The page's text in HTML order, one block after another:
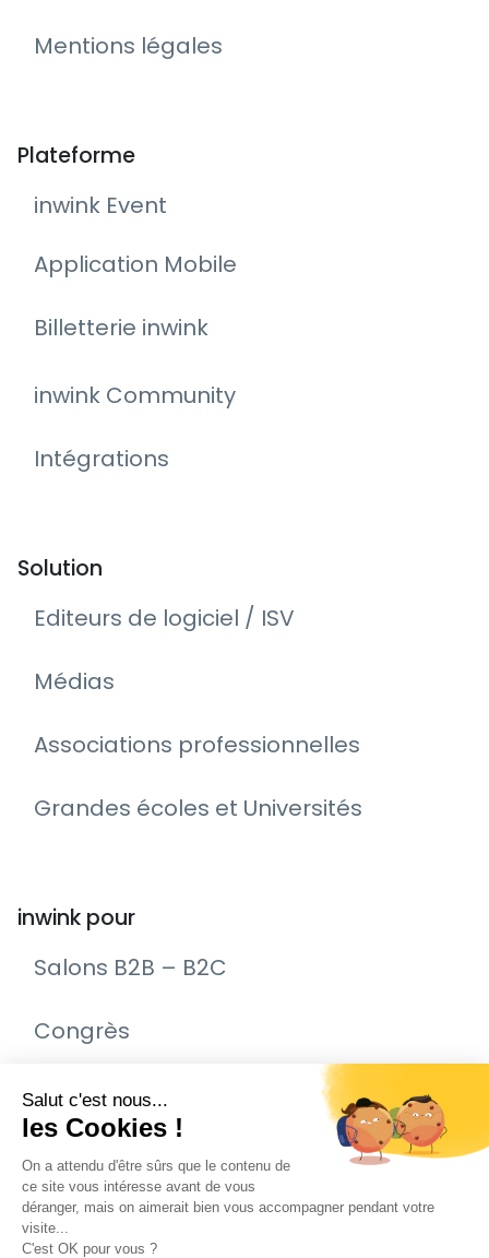
Mentions légales
Plateforme
inwink Event
Application Mobile
Billetterie inwink
inwink Community
Intégrations
Solution
Editeurs de logiciel / ISV
Médias
Associations professionnelles
Grandes écoles et Universités
inwink pour
Salons B2B – B2C
Congrès
Remise de prix – Awards
Journée Portes Ouvertes (JPO)